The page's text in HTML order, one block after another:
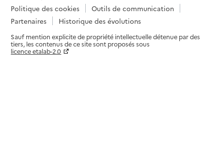
Politique des cookies
Outils de communication
Partenaires
Historique des évolutions
Sauf mention explicite de propriété intellectuelle détenue par des
tiers, les contenus de ce site sont proposés sous
licence etalab-2.0